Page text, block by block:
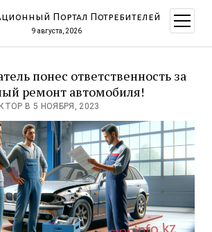
Портал Потребителей
9 августа, 2026
меню
понес ответственность за
ремонт автомобиля!
В 5 НОЯБРЯ, 2023